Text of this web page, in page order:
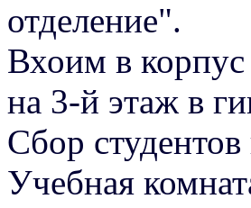
отделение".
Вхоим в
на 3-й этаж в
Сбор
Учебная